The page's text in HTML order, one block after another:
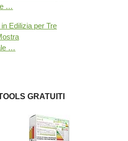
…
Edilizia per Tre
…
GRATUITI